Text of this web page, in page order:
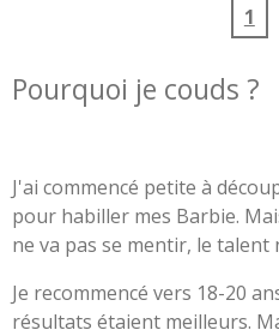
1
Pourquoi je couds ?
J'ai commencé petite à
pour habiller mes Barbie.
ne va pas se mentir, le
Je recommencé vers 18-20
résultats étaient meilleurs.